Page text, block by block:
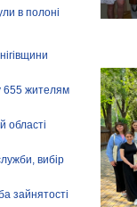
в полоні
655 жителям
області
вибір
зайнятості